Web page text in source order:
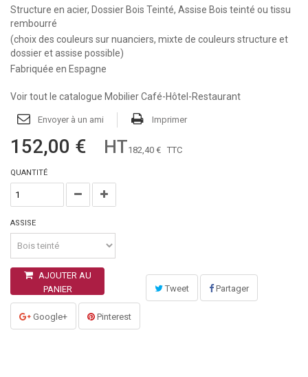
Structure en acier, Dossier Bois Teinté, Assise Bois teinté ou tissu
rembourré
(choix des couleurs sur nuanciers, mixte de couleurs structure et
dossier et assise possible)
Fabriquée en Espagne
Voir tout le catalogue Mobilier Café-Hôtel-Restaurant
Envoyer à un ami Imprimer
152,00 € HT182,40 € TTC
QUANTITÉ
ASSISE
AJOUTER AU
PANIER
Tweet Partager
Google+ Pinterest